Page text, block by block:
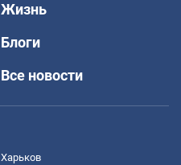
Жизнь
Блоги
Все новости
Харьков